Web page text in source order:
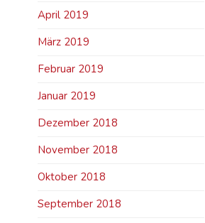
April 2019
März 2019
Februar 2019
Januar 2019
Dezember 2018
November 2018
Oktober 2018
September 2018